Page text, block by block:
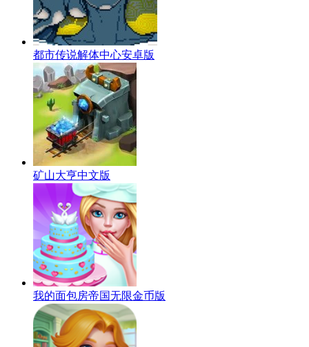
都市传说解体中心安卓版
矿山大亨中文版
我的面包房帝国无限金币版